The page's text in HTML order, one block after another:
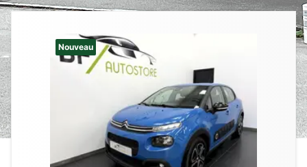
Nouveau